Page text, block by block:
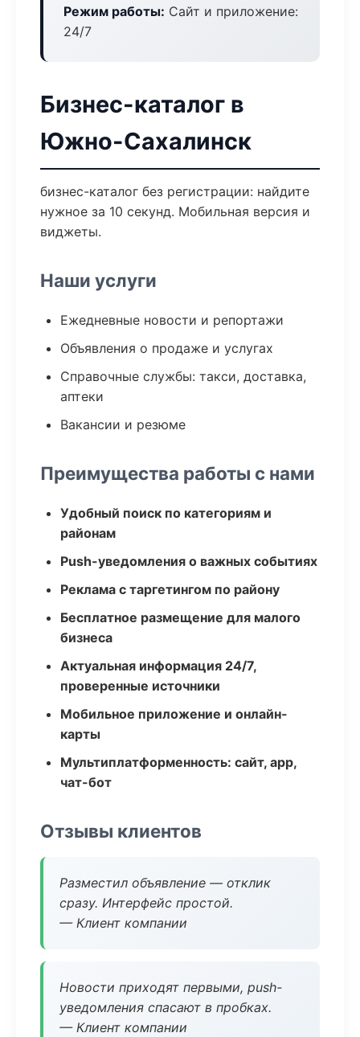
Режим работы: Сайт и приложение:
24/7
Бизнес-каталог в
Южно-Сахалинск
бизнес-каталог без регистрации: найдите
нужное за 10 секунд. Мобильная версия и
виджеты.
Наши услуги
Ежедневные новости и репортажи
Объявления о продаже и услугах
Справочные службы: такси, доставка,
аптеки
Вакансии и резюме
Преимущества работы с нами
Удобный поиск по категориям и
районам
Push-уведомления о важных событиях
Реклама с таргетингом по району
Бесплатное размещение для малого
бизнеса
Актуальная информация 24/7,
проверенные источники
Мобильное приложение и онлайн-
карты
Мультиплатформенность: сайт, app,
чат-бот
Отзывы клиентов
Разместил объявление — отклик
сразу. Интерфейс простой.
— Клиент компании
Новости приходят первыми, push-
уведомления спасают в пробках.
— Клиент компании